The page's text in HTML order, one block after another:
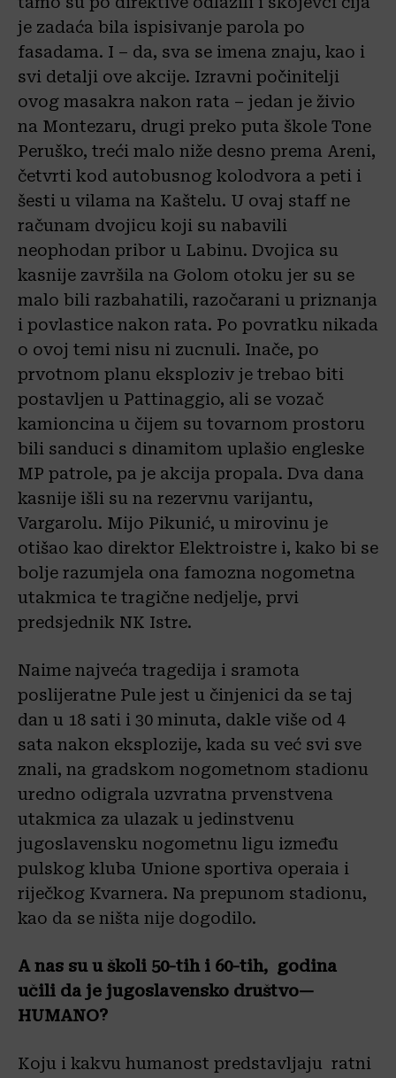
je zadaća bila ispisivanje parola po
fasadama. I – da, sva se imena znaju, kao i
svi detalji ove akcije. Izravni počinitelji
ovog masakra nakon rata – jedan je živio
na Montezaru, drugi preko puta škole Tone
Peruško, treći malo niže desno prema Areni,
četvrti kod autobusnog kolodvora a peti i
šesti u vilama na Kaštelu. U ovaj staff ne
računam dvojicu koji su nabavili
neophodan pribor u Labinu. Dvojica su
kasnije završila na Golom otoku jer su se
malo bili razbahatili, razočarani u priznanja
i povlastice nakon rata. Po povratku nikada
o ovoj temi nisu ni zucnuli. Inače, po
prvotnom planu eksploziv je trebao biti
postavljen u Pattinaggio, ali se vozač
kamioncina u čijem su tovarnom prostoru
bili sanduci s dinamitom uplašio engleske
MP patrole, pa je akcija propala. Dva dana
kasnije išli su na rezervnu varijantu,
Vargarolu. Mijo Pikunić, u mirovinu je
otišao kao direktor Elektroistre i, kako bi se
bolje razumjela ona famozna nogometna
utakmica te tragične nedjelje, prvi
predsjednik NK Istre.
Naime najveća tragedija i sramota
poslijeratne Pule jest u činjenici da se taj
dan u 18 sati i 30 minuta, dakle više od 4
sata nakon eksplozije, kada su već svi sve
znali, na gradskom nogometnom stadionu
uredno odigrala uzvratna prvenstvena
utakmica za ulazak u jedinstvenu
jugoslavensku nogometnu ligu između
pulskog kluba Unione sportiva operaia i
riječkog Kvarnera. Na prepunom stadionu,
kao da se ništa nije dogodilo.
A nas su u školi 50-tih i 60-tih, godina
učili da je jugoslavensko društvo—
HUMANO?
Koju i kakvu humanost predstavljaju ratni